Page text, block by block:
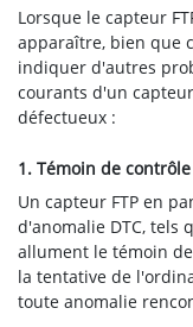
Lorsque le capteur
apparaître, bien que
indiquer d'autres
courants d'un
défectueux :
1. Témoin de
Un capteur FTP en
d'anomalie DTC, tels
allument le témoin
la tentative de
toute anomalie